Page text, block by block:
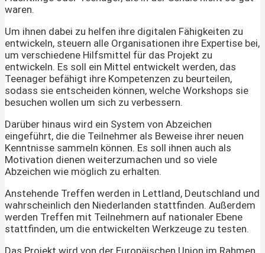
waren.
Um ihnen dabei zu helfen ihre digitalen Fähigkeiten zu
entwickeln, steuern alle Organisationen ihre Expertise bei,
um verschiedene Hilfsmittel für das Projekt zu
entwickeln. Es soll ein Mittel entwickelt werden, das
Teenager befähigt ihre Kompetenzen zu beurteilen,
sodass sie entscheiden können, welche Workshops sie
besuchen wollen um sich zu verbessern.
Darüber hinaus wird ein System von Abzeichen
eingeführt, die die Teilnehmer als Beweise ihrer neuen
Kenntnisse sammeln können. Es soll ihnen auch als
Motivation dienen weiterzumachen und so viele
Abzeichen wie möglich zu erhalten.
Anstehende Treffen werden in Lettland, Deutschland und
wahrscheinlich den Niederlanden stattfinden. Außerdem
werden Treffen mit Teilnehmern auf nationaler Ebene
stattfinden, um die entwickelten Werkzeuge zu testen.